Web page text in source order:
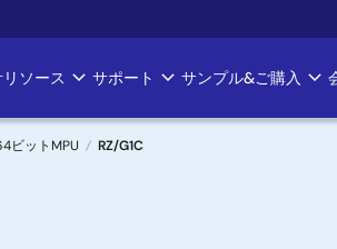
ソース サポート サンプル&ご購入
ビットMPU RZ/G1C